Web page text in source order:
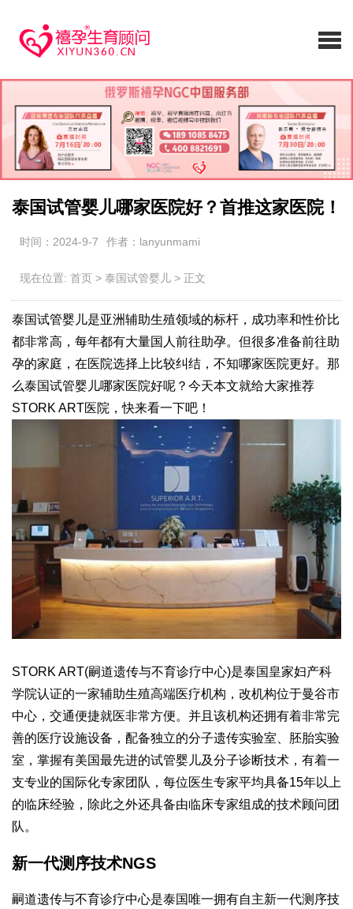
泰国试管婴儿哪家医院好？首推这家医院！
时间：2024-9-7 作者：lanyunmami
现在位置: 首页 > 泰国试管婴儿 > 正文
泰国试管婴儿是亚洲辅助生殖领域的标杆，成功率和性价比
都非常高，每年都有大量国人前往助孕。但很多准备前往助
孕的家庭，在医院选择上比较纠结，不知哪家医院更好。那
么泰国试管婴儿哪家医院好呢？今天本文就给大家推荐
STORK ART医院，快来看一下吧！
STORK ART(嗣道遗传与不育诊疗中心)是泰国皇家妇产科
学院认证的一家辅助生殖高端医疗机构，改机构位于曼谷市
中心，交通便捷就医非常方便。并且该机构还拥有着非常完
善的医疗设施设备，配备独立的分子遗传实验室、胚胎实验
室，掌握有美国最先进的试管婴儿及分子诊断技术，有着一
支专业的国际化专家团队，每位医生专家平均具备15年以上
的临床经验，除此之外还具备由临床专家组成的技术顾问团
队。
新一代测序技术NGS
嗣道遗传与不育诊疗中心是泰国唯一拥有自主新一代测序技